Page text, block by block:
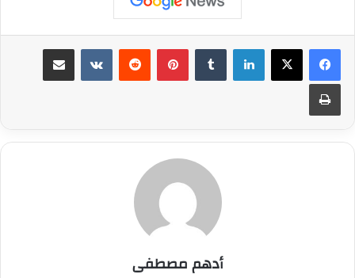
لينكدإن بينتيريست مشاركة عبر البريد
طباعة
أدهم مصطفى